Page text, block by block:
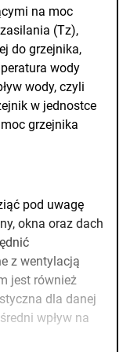
na moc
(Tz),
do grzejnika,
wody
wody, czyli
w jednostce
grzejnika
pod uwagę
okna oraz dach
z wentylacją
jest również
dla danej
wpływ na